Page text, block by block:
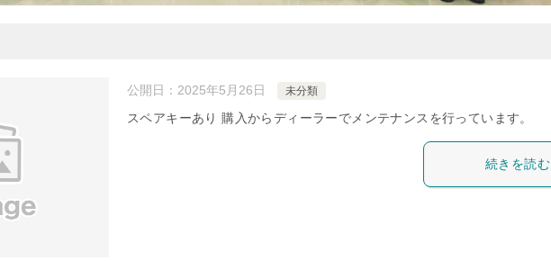
公開日： 2025年5月26日 未分類
スペアキーあり 購入からディーラーでメンテナンスを行っています。
続きを読む